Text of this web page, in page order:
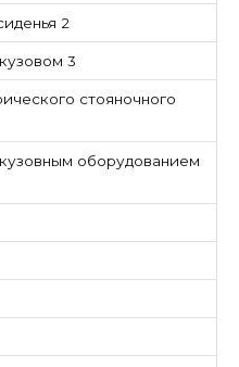
2
3
стояночного
оборудованием